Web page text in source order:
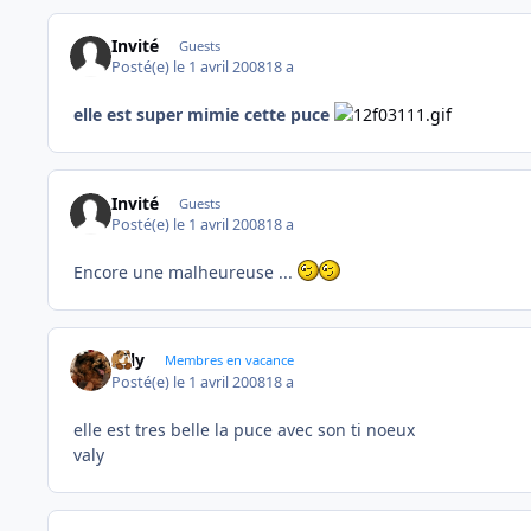
Invité Guests
Posté(e) le 1 avril 200818 a
elle est super mimie cette puce
Invité Guests
Posté(e) le 1 avril 200818 a
Encore une malheureuse ...
valy Membres en vacance
Posté(e) le 1 avril 200818 a
elle est tres belle la puce avec son ti noeux
valy